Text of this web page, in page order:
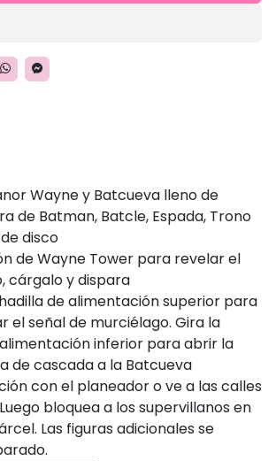
Wayne y Batcueva lleno de
de Batman, Batcle, Espada, Trono
disco
de Wayne Tower para revelar el
cárgalo y dispara
de alimentación superior para
el señal de murciélago. Gira la
inferior para abrir la
de cascada a la Batcueva
con el planeador o ve a las calles
bloquea a los supervillanos en
Las figuras adicionales se